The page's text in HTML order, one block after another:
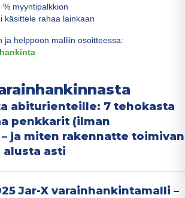
myyntipalkkion
käsittele rahaa lainkaan
ja helppoon malliin osoitteessa:
abiturienteille: 7 tehokasta
penkkarit (ilman
ja miten rakennatte toimivan
asti
Jar-X varainhankintamalli –